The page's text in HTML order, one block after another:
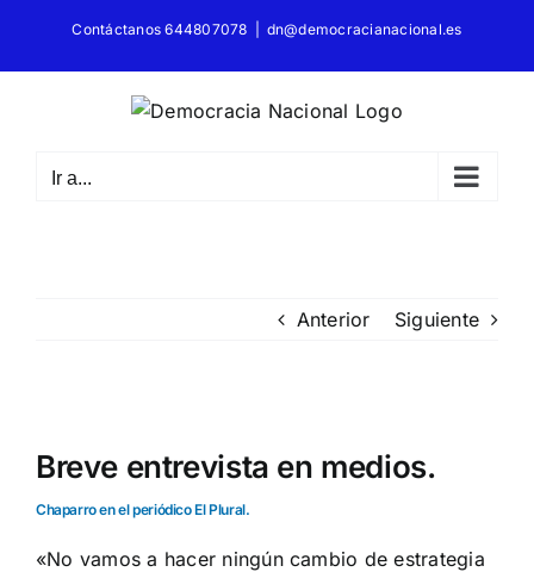
contenido
Contáctanos 644807078 dn@democracianacional.es
Ir a...
Anterior Siguiente
imagen
grande
Breve entrevista en medios.
Chaparro en el periódico El Plural.
«No vamos a hacer ningún cambio de estrategia